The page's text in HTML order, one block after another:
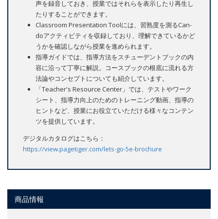
声を録音しておき、授業ではそれらを表示したり再生し
たりすることができます。
Classroom Presentation Toolには、習熟度を測るCan-
doアクティビティを収録しており、理解できているかど
うかを確認しながら授業を進められます。
指導ガイドでは、指導方法をスチューデントブックの内
容に沿って丁寧に解説。コースブックの根底に流れる方
法論やコンセプトについても紹介しています。
「Teacher's Resource Center」では、テストやワーク
シート、指導力向上のためのトレーニング動画、指導の
ヒントなど、授業にお役立ていただける様々なコンテン
ツを提供しています。
デジタルカタログはこちら：
https://view.pagetiger.com/lets-go-5e-brochure
商品情報